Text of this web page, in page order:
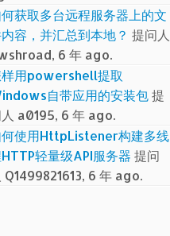
获取多台远程服务器上的文
容，并汇总到本地？ 提问人
6 年 ago.
用powershell提取
自带应用的安装包提
a0195, 6 年 ago.
使用HttpListener构建多线
轻量级API服务器 提问
Q1499821613, 6 年 ago.